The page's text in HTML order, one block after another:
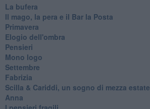
La bufera
Il mago, la pera e il Bar la Posta
Primavera
Elogio dell'ombra
Pensieri
Mono logo
Settembre
Fabrizia
​Scilla & Cariddi, un sogno di mezza estate
Anna